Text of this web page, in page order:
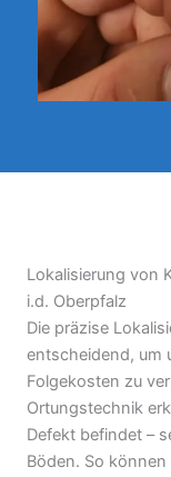
Lokalisierung von
i.d. Oberpfalz
Die präzise
entscheidend, um
Folgekosten zu
Ortungstechnik
Defekt befindet –
Böden. So